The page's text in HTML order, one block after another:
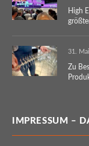
High
31.
Zu
IMPRESSUM –